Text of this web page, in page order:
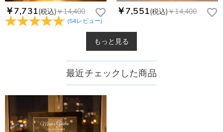
￥7,731(税込)￥14,400
(54レビュー)
￥7,551(税込)￥14,400
もっと見る
最近チェックした商品